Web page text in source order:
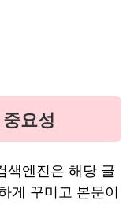
요성
색엔진은 해당 글
게 꾸미고 본문이